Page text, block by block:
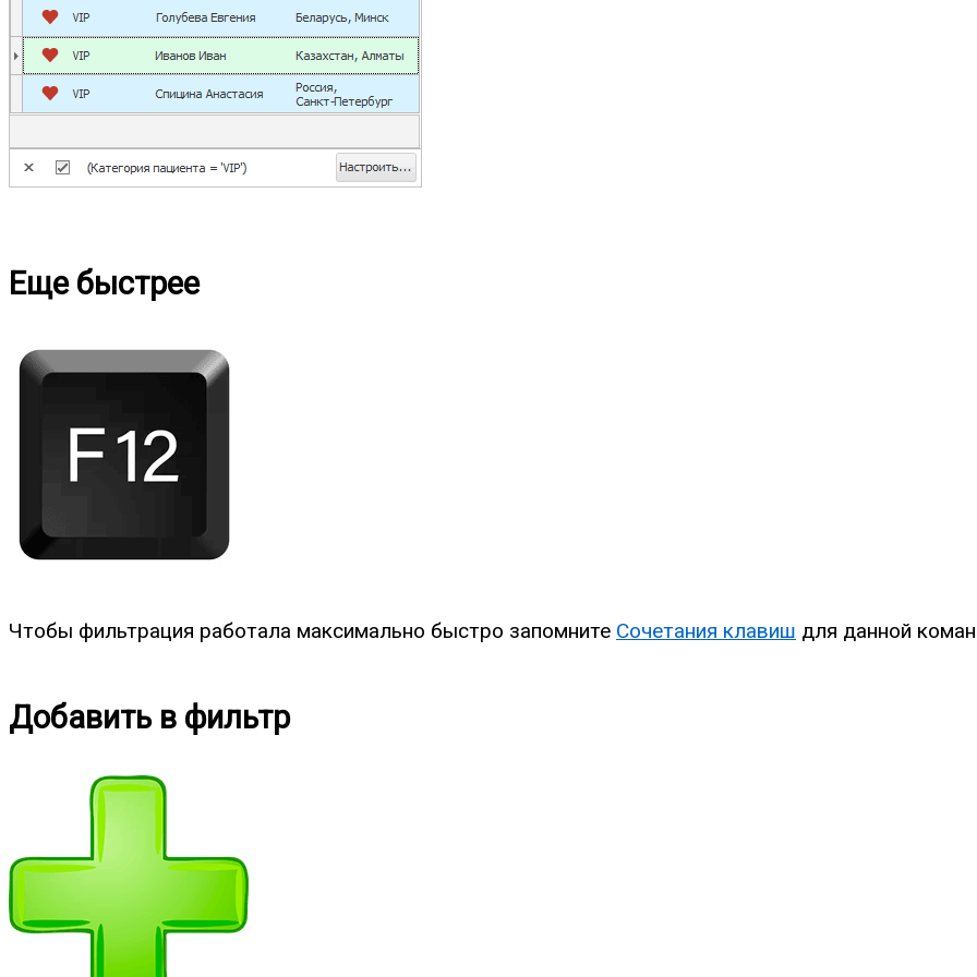
Еще быстрее
Чтобы фильтрация работала максимально быстро запомните Сочетания клавиш для данной
Добавить в фильтр